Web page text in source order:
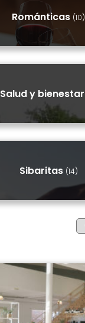
Románticas (10)
Salud y bienestar
Sibaritas (14)